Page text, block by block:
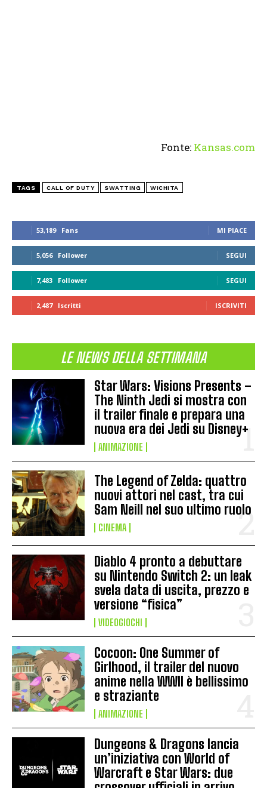
53,189 Fans MI PIACE
5,056 Follower SEGUI
7,483 Follower SEGUI
2,487 Iscritti ISCRIVITI
LE NEWS DELLA SETTIMANA
Star Wars: Visions Presents –
The Ninth Jedi si mostra con
il trailer finale e prepara una
nuova era dei Jedi su Disney+
ANIMAZIONE
The Legend of Zelda: quattro
nuovi attori nel cast, tra cui
Sam Neill nel suo ultimo ruolo
CINEMA
Diablo 4 pronto a debuttare
su Nintendo Switch 2: un leak
svela data di uscita, prezzo e
versione “fisica”
VIDEOGIOCHI
Cocoon: One Summer of
Girlhood, il trailer del nuovo
anime nella WWII è bellissimo
e straziante
ANIMAZIONE
Dungeons & Dragons lancia
un’iniziativa con World of
Warcraft e Star Wars: due
Fonte: Kansas.com
TAGS CALL OF DUTY SWATTING WICHITA